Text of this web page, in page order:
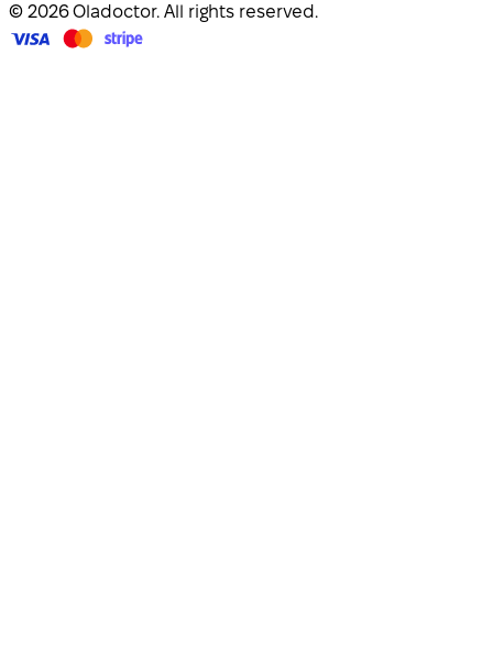
© 2026 Oladoctor. All rights reserved.